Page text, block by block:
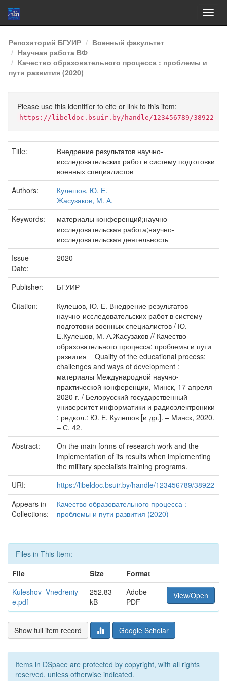
Skip
navigation
Репозиторий БГУИР
Военный факультет
Научная работа ВФ
Качество образовательного процесса : проблемы и
пути развития (2020)
Please use this identifier to cite or link to this item:
https://libeldoc.bsuir.by/handle/123456789/38922
Title:
Внедрение результатов научно-
исследовательских работ в систему подготовки
военных специалистов
Authors:
Кулешов, Ю. Е.
Жасузаков, М. А.
Keywords:
материалы конференций;научно-
исследовательская работа;научно-
исследовательская деятельность
Issue
Date:
2020
Publisher:
БГУИР
Citation:
Кулешов, Ю. Е. Внедрение результатов
научно-исследовательских работ в систему
подготовки военных специалистов / Ю.
Е.Кулешов, М. А.Жасузаков // Качество
образовательного процесса: проблемы и пути
развития = Quality of the educational process:
challenges and ways of development :
материалы Международной научно-
практической конференции, Минск, 17 апреля
2020 г. / Белорусский государственный
университет информатики и радиоэлектроники
; редкол.: Ю. Е. Кулешов [и др.]. – Минск, 2020.
– С. 42.
Abstract:
On the main forms of research work and the
implementation of its results when implementing
the military specialists training programs.
URI:
https://libeldoc.bsuir.by/handle/123456789/38922
Appears in
Collections:
Качество образовательного процесса :
проблемы и пути развития (2020)
Files in This Item:
File
Size
Format
Kuleshov_Vnedreniy
e.pdf
252.83
kB
Adobe
PDF
View/Open
Show full item record Google Scholar
Items in DSpace are protected by copyright, with all rights
reserved, unless otherwise indicated.